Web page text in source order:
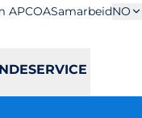
APCOASamarbeidNO